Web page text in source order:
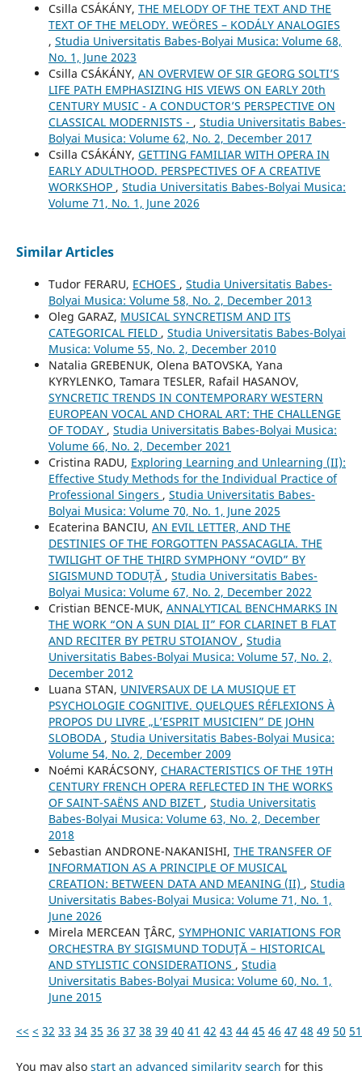
Csilla CSÁKÁNY, THE MELODY OF THE TEXT AND THE
TEXT OF THE MELODY. WEÖRES – KODÁLY ANALOGIES
, Studia Universitatis Babes-Bolyai Musica: Volume 68,
No. 1, June 2023
Csilla CSÁKÁNY, AN OVERVIEW OF SIR GEORG SOLTI’S
LIFE PATH EMPHASIZING HIS VIEWS ON EARLY 20th
CENTURY MUSIC - A CONDUCTOR’S PERSPECTIVE ON
CLASSICAL MODERNISTS - , Studia Universitatis Babes-
Bolyai Musica: Volume 62, No. 2, December 2017
Csilla CSÁKÁNY, GETTING FAMILIAR WITH OPERA IN
EARLY ADULTHOOD. PERSPECTIVES OF A CREATIVE
WORKSHOP , Studia Universitatis Babes-Bolyai Musica:
Volume 71, No. 1, June 2026
Similar Articles
Tudor FERARU, ECHOES , Studia Universitatis Babes-
Bolyai Musica: Volume 58, No. 2, December 2013
Oleg GARAZ, MUSICAL SYNCRETISM AND ITS
CATEGORICAL FIELD , Studia Universitatis Babes-Bolyai
Musica: Volume 55, No. 2, December 2010
Natalia GREBENUK, Olena BATOVSKA, Yana
KYRYLENKO, Tamara TESLER, Rafail HASANOV,
SYNCRETIC TRENDS IN CONTEMPORARY WESTERN
EUROPEAN VOCAL AND CHORAL ART: THE CHALLENGE
OF TODAY , Studia Universitatis Babes-Bolyai Musica:
Volume 66, No. 2, December 2021
Cristina RADU, Exploring Learning and Unlearning (II):
Effective Study Methods for the Individual Practice of
Professional Singers , Studia Universitatis Babes-
Bolyai Musica: Volume 70, No. 1, June 2025
Ecaterina BANCIU, AN EVIL LETTER, AND THE
DESTINIES OF THE FORGOTTEN PASSACAGLIA. THE
TWILIGHT OF THE THIRD SYMPHONY “OVID” BY
SIGISMUND TODUȚĂ , Studia Universitatis Babes-
Bolyai Musica: Volume 67, No. 2, December 2022
Cristian BENCE-MUK, ANNALYTICAL BENCHMARKS IN
THE WORK “ON A SUN DIAL II” FOR CLARINET B FLAT
AND RECITER BY PETRU STOIANOV , Studia
Universitatis Babes-Bolyai Musica: Volume 57, No. 2,
December 2012
Luana STAN, UNIVERSAUX DE LA MUSIQUE ET
PSYCHOLOGIE COGNITIVE. QUELQUES RÉFLEXIONS À
PROPOS DU LIVRE „L’ESPRIT MUSICIEN” DE JOHN
SLOBODA , Studia Universitatis Babes-Bolyai Musica:
Volume 54, No. 2, December 2009
Noémi KARÁCSONY, CHARACTERISTICS OF THE 19TH
CENTURY FRENCH OPERA REFLECTED IN THE WORKS
OF SAINT-SAËNS AND BIZET , Studia Universitatis
Babes-Bolyai Musica: Volume 63, No. 2, December
2018
Sebastian ANDRONE-NAKANISHI, THE TRANSFER OF
INFORMATION AS A PRINCIPLE OF MUSICAL
CREATION: BETWEEN DATA AND MEANING (II) , Studia
Universitatis Babes-Bolyai Musica: Volume 71, No. 1,
June 2026
Mirela MERCEAN ŢÂRC, SYMPHONIC VARIATIONS FOR
ORCHESTRA BY SIGISMUND TODUŢĂ – HISTORICAL
AND STYLISTIC CONSIDERATIONS , Studia
Universitatis Babes-Bolyai Musica: Volume 60, No. 1,
June 2015
<< < 32 33 34 35 36 37 38 39 40 41 42 43 44 45 46 47 48 49 50 51
You may also start an advanced similarity search for this